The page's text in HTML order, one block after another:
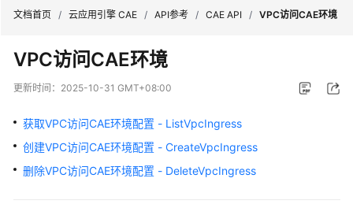
最
新
态
产
品
文档首页 / 云应用引擎 CAE / API参考 / CAE API / VPC访问CAE环境
VPC访问CAE环境
更新时间： 2025-10-31 GMT+08:00
获取VPC访问CAE环境配置 - ListVpcIngress
创建VPC访问CAE环境配置 - CreateVpcIngress
删除VPC访问CAE环境配置 - DeleteVpcIngress